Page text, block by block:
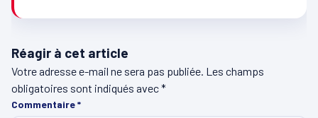
Réagir à cet article
Votre adresse e-mail ne sera pas publiée. Les champs
obligatoires sont indiqués avec*
Commentaire*